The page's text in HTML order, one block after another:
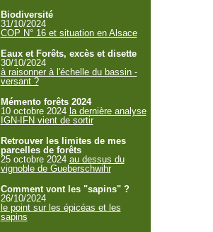
Biodiversité
31/10/2024
COP N° 16 et situation en Alsace
Eaux et Forêts, excès et disette
30/10/2024
à raisonner à l'échelle du bassin -
versant ?
Mémento forêts 2024
10 octobre 2024 la dernière analyse
IGN-IFN vient de sortir
Retrouver les limites de mes
parcelles de forêts
25 octobre 2024 au dessus du
vignoble de Gueberschwihr
Comment vont les "sapins" ?
26/10/2024
le point sur les épicéas et les
sapins